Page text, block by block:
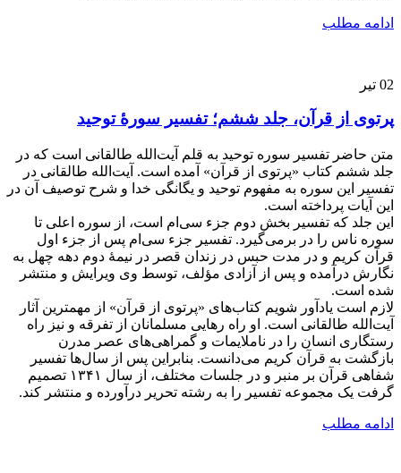
ادامه مطلب
02 تیر
پرتوی از قرآن، جلد ششم؛ تفسیر سورۀ توحید
متن حاضر تفسیر سوره توحید به قلم آیت‌الله طالقانی است که در
جلد ششم کتاب «پرتوی از قرآن» آمده است. آیت‌الله طالقانی در
تفسیر این سوره به مفهوم توحید و یگانگی خدا و شرح توصیف آن در
این آیات پرداخته است.
این جلد که تفسیر بخش دوم جزء سی‌ام است، از سوره اعلی تا
سوره ناس را در برمی‌گیرد. تفسیر جزء سی‌ام پس از جزء اول
قرآن کریم و در مدت حبس در زندان قصر در نیمۀ دوم دهه چهل به
نگارش درآمده و پس از آزادی مؤلف، توسط وی ویرایش و منتشر
شده است.
لازم است یادآور شویم کتاب‌های «پرتوی از قرآن» از مهمترین آثار
آیت‌الله طالقانی است. او راه رهایی مسلمانان از تفرقه و نیز راه
رستگاری انسان را در ناملایمات و گمراهی‌های عصر مدرن
بازگشت به قرآن کریم می‌دانست. بنابراین پس از سال‌ها تفسیر
شفاهی قرآن بر منبر و در جلسات مختلف، از سال ۱۳۴۱ تصمیم
گرفت یک مجموعه تفسیر را به رشته تحریر درآورده و منتشر کند.
ادامه مطلب